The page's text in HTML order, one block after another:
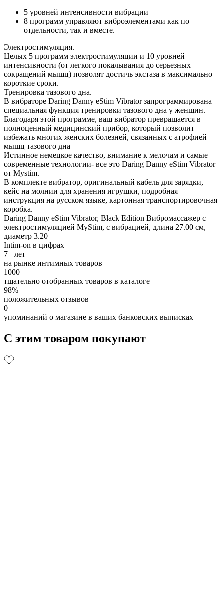
5 уровней интенсивности вибрации
8 программ управляют виброэлементами как по
отдельности, так и вместе.
Электростимуляция.
Целых 5 программ электростимуляции и 10 уровней
интенсивности (от легкого покалывания до серьезных
сокращений мышц) позволят достичь экстаза в максимально
короткие сроки.
Тренировка тазового дна.
В вибраторе Daring Danny eStim Vibrator запрограммирована
специальная функция тренировки тазового дна у женщин.
Благодаря этой программе, ваш вибратор превращается в
полноценный медицинский прибор, который позволит
избежать многих женских болезней, связанных с атрофией
мышц тазового дна
Истинное немецкое качество, внимание к мелочам и самые
современные технологии- все это Daring Danny eStim Vibrator
от Mystim.
В комплекте вибратор, оригинальный кабель для зарядки,
кейс на молнии для хранения игрушки, подробная
инструкция на русском языке, картонная транспортировочная
коробка.
Daring Danny eStim Vibrator, Black Edition Вибромассажер с
электростимуляцией MyStim, c вибрацией, длина 27.00 см,
диаметр 3.20
Intim-on в цифрах
7+ лет
на рынке интимных товаров
1000+
тщательно отобранных товаров в каталоге
98%
положительных отзывов
0
упоминаний о магазине в ваших банковских выписках
С этим товаром покупают